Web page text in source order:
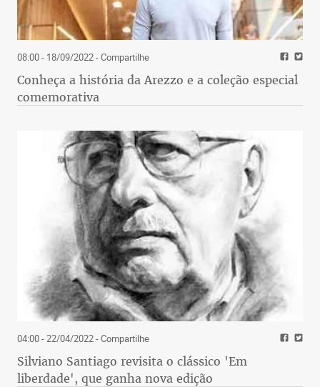
08:00 - 18/09/2022- Compartilhe
Conheça a história da Arezzo e a coleção especial
comemorativa
04:00 - 22/04/2022- Compartilhe
Silviano Santiago revisita o clássico 'Em
liberdade', que ganha nova edição